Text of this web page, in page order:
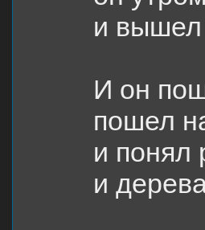
и вышел
И он
пошел
и понял
и